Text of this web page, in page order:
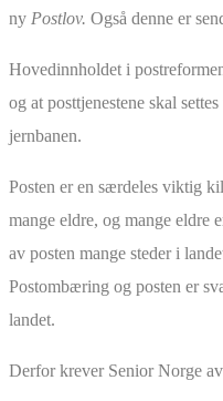
ny Postlov. Også denne er
Hovedinnholdet i
og at posttjenestene skal
jernbanen.
Posten er en særdeles viktig
mange eldre, og mange eldre
av posten mange steder i
Postombæring og posten er
landet.
Derfor krever Senior Norge